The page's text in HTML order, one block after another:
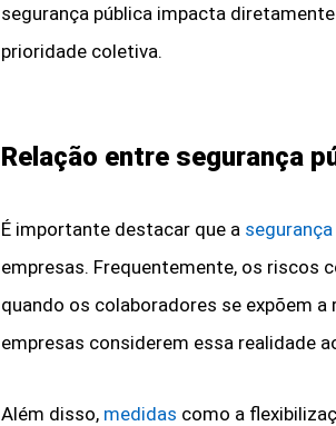
segurança pública impacta
prioridade coletiva.
Relação entre segurança
É importante destacar que a
empresas. Frequentemente, os riscos
quando os colaboradores se expõem
empresas considerem essa realidade
Além disso, medidas como a